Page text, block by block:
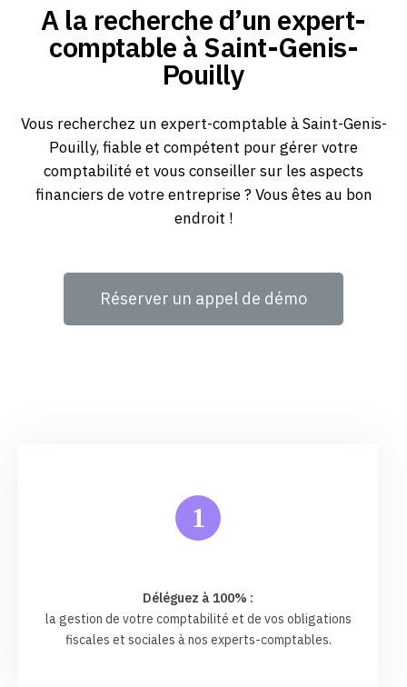
A la recherche d’un expert-
comptable à Saint-Genis-
Pouilly
Vous recherchez un expert-comptable à Saint-Genis-
Pouilly, fiable et compétent pour gérer votre
comptabilité et vous conseiller sur les aspects
financiers de votre entreprise ? Vous êtes au bon
endroit !
Réserver un appel de démo
1
Déléguez à 100% :
la gestion de votre comptabilité et de vos obligations
fiscales et sociales à nos experts-comptables.